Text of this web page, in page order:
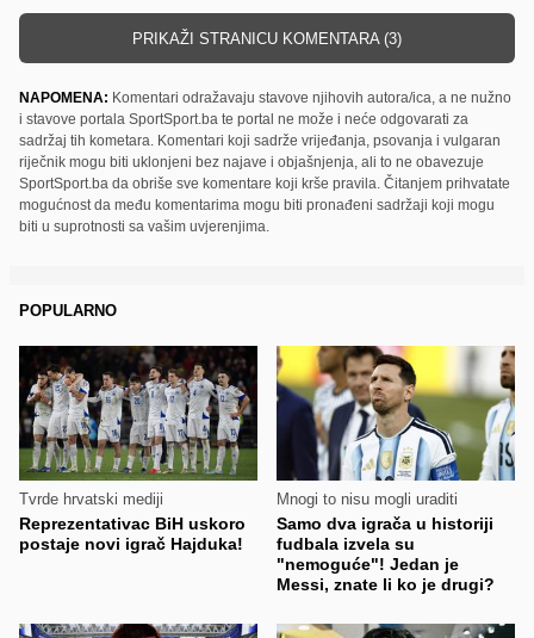
PRIKAŽI STRANICU KOMENTARA (3)
NAPOMENA: Komentari odražavaju stavove njihovih autora/ica, a ne nužno
i stavove portala SportSport.ba te portal ne može i neće odgovarati za
sadržaj tih kometara. Komentari koji sadrže vrijeđanja, psovanja i vulgaran
riječnik mogu biti uklonjeni bez najave i objašnjenja, ali to ne obavezuje
SportSport.ba da obriše sve komentare koji krše pravila. Čitanjem prihvatate
mogućnost da među komentarima mogu biti pronađeni sadržaji koji mogu
biti u suprotnosti sa vašim uvjerenjima.
POPULARNO
Tvrde hrvatski mediji
Reprezentativac BiH uskoro
postaje novi igrač Hajduka!
Mnogi to nisu mogli uraditi
Samo dva igrača u historiji
fudbala izvela su
"nemoguće"! Jedan je
Messi, znate li ko je drugi?